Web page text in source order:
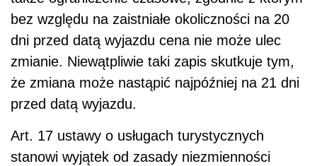
bez względu na zaistniałe okoliczności na 20
dni przed datą wyjazdu cena nie może ulec
zmianie. Niewątpliwie taki zapis skutkuje tym,
że zmiana może nastąpić najpóźniej na 21 dni
przed datą wyjazdu.
Art. 17 ustawy o usługach turystycznych
stanowi wyjątek od zasady niezmienności